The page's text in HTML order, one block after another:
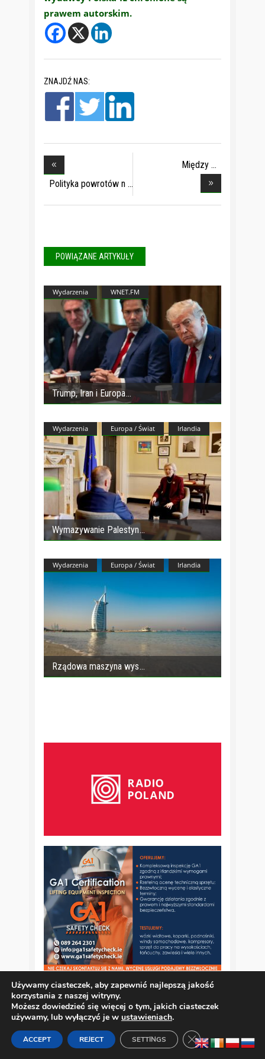
prawem autorskim.
ZNAJDŹ NAS:
Polityka powrotów n
Między
POWIĄZANE ARTYKUŁY
Wydarzenia WNET.FM
Trump, Iran i Europa
Wydarzenia Europa / Świat Irlandia
Wymazywanie Palestyn
Wydarzenia Europa / Świat Irlandia
Rządowa maszyna wys
Używamy ciasteczek, aby zapewnić najlepszą jakość
korzystania z naszej witryny.
Możesz dowiedzieć się więcej o tym, jakich ciasteczek
używamy, lub wyłączyć je w ustawieniach.
ACCEPT REJECT SETTINGS Zamknij panel